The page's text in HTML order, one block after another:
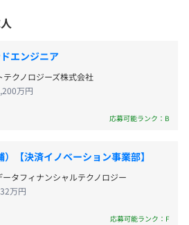
内実費支給※バスは距離制限あ
が健康保険の扶養の場合のみ）
人事制度や人材育成体系の再
刷新することで、より社員が
アップを実現できる環境を準
画しており、活躍の場を広げ
方たちを募集しております。
迎え、新しく生まれ変わる当社
得られない経験でキャリアア
んか。
エンジニア
テクノロジーズ株式会社
万円
応募可能ランク：B
【決済イノベーション事業部】
タフィナンシャルテクノロジー
万円
応募可能ランク：F